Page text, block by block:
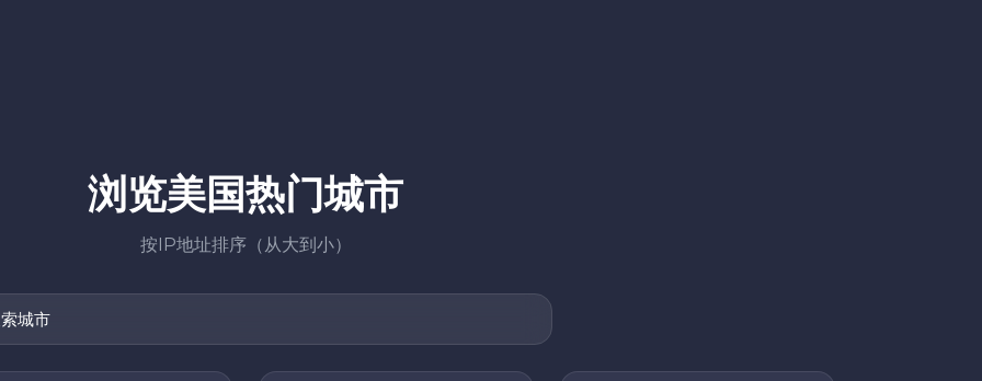
浏览美国热门城市
按IP地址排序（从大到小）